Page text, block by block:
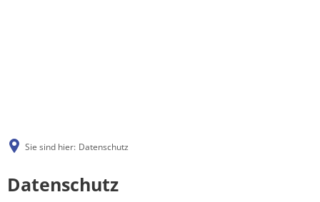
Sie sind hier: Datenschutz
Datenschutz
Datenschutz